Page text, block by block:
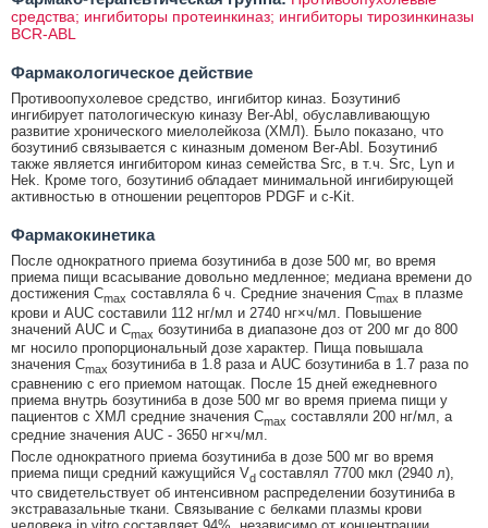
средства; ингибиторы протеинкиназ; ингибиторы тирозинкиназы
BCR-ABL
Фармакологическое действие
Противоопухолевое средство, ингибитор киназ. Бозутиниб
ингибирует патологическую киназу Ber-Abl, обуславливающую
развитие хронического миелолейкоза (ХМЛ). Было показано, что
бозутиниб связывается с киназным доменом Ber-Abl. Бозутиниб
также является ингибитором киназ семейства Src, в т.ч. Src, Lyn и
Hek. Кроме того, бозутиниб обладает минимальной ингибирующей
активностью в отношении рецепторов PDGF и c-Kit.
Фармакокинетика
После однократного приема бозутиниба в дозе 500 мг, во время
приема пищи всасывание довольно медленное; медиана времени до
достижения Cmax составляла 6 ч. Средние значения Cmax в плазме
крови и AUC составили 112 нг/мл и 2740 нг×ч/мл. Повышение
значений AUC и Cmax бозутиниба в диапазоне доз от 200 мг до 800
мг носило пропорциональный дозе характер. Пища повышала
значения Cmax бозутиниба в 1.8 раза и AUC бозутиниба в 1.7 раза по
сравнению с его приемом натощак. После 15 дней ежедневного
приема внутрь бозутиниба в дозе 500 мг во время приема пищи у
пациентов с ХМЛ средние значения Cmax составляли 200 нг/мл, а
средние значения AUC - 3650 нг×ч/мл.
После однократного приема бозутиниба в дозе 500 мг во время
приема пищи средний кажущийся Vd составлял 7700 мкл (2940 л),
что свидетельствует об интенсивном распределении бозутиниба в
экстравазальные ткани. Связывание с белками плазмы крови